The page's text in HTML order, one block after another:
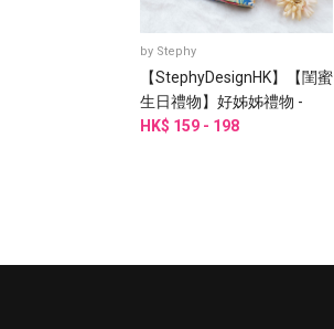
by Stephy
【StephyDesignHK】【閨蜜
生日禮物】好姊姊禮物 -
Twilly絲巾配絲巾扣 感謝卡
HK$ 159 - 198